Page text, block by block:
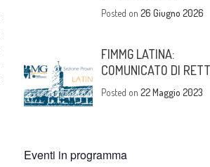
Posted on26 Giugno 2026
FIMMG LATINA:
COMUNICATO DI
Posted on22 Maggio 2023
Eventi in programma